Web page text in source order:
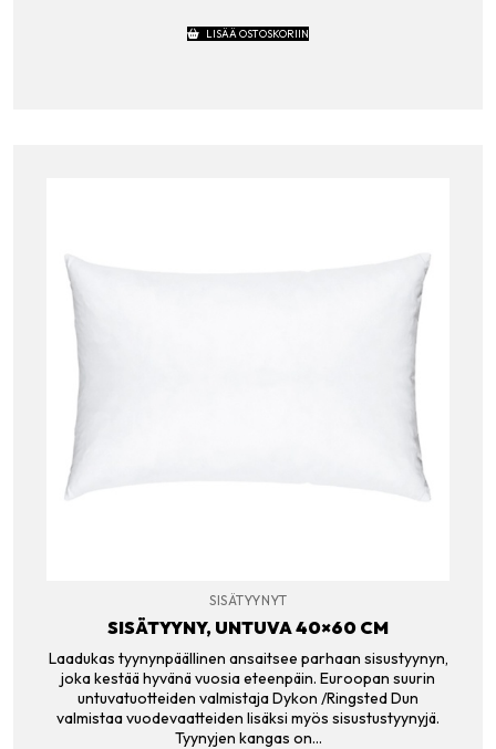
LISÄÄ OSTOSKORIIN
SISÄTYYNYT
SISÄTYYNY, UNTUVA 40×60 CM
Laadukas tyynynpäällinen ansaitsee parhaan sisustyynyn,
joka kestää hyvänä vuosia eteenpäin. Euroopan suurin
untuvatuotteiden valmistaja Dykon /Ringsted Dun
valmistaa vuodevaatteiden lisäksi myös sisustustyynyjä.
Tyynyjen kangas on…